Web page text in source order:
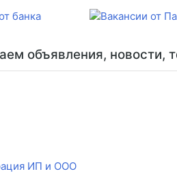
объявления, новости,